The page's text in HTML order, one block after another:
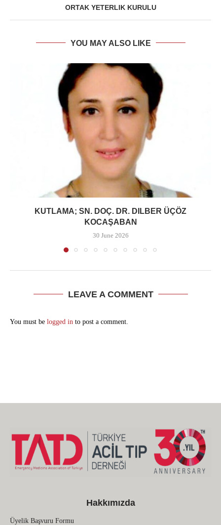
ORTAK YETERLIK KURULU
YOU MAY ALSO LIKE
KUTLAMA; SN. DOÇ. DR. DILBER ÜÇÖZ
KOCAŞABAN
30 June 2026
LEAVE A COMMENT
You must be logged in to post a comment.
Hakkımızda
Üyelik Başvuru Formu